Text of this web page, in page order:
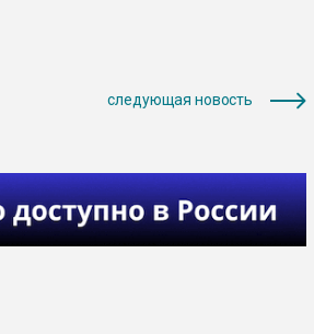
следующая новость